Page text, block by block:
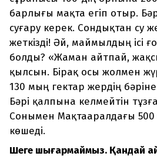
барлығы мақта егіп отыр.
суғару керек. Сондықтан су
жеткізді! Әй, маймылдың ісі
болды? «Жаман айтпай,
қылсын. Бірақ осы жолмен
130 мың гектар жердің
Бәрі қалпына келмейтін
Сонымен Мақтааралдағы
көшеді.
Шеге шығармаймыз. Қандай